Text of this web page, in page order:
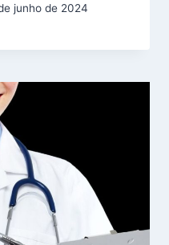
junho de 2024